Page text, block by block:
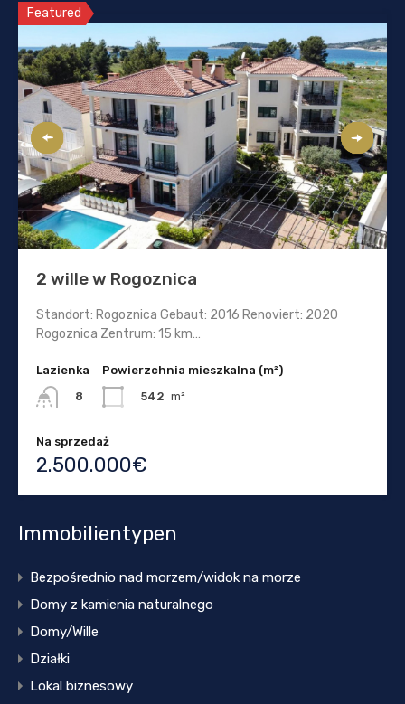
Featured
2 wille w Rogoznica
Standort: Rogoznica Gebaut: 2016 Renoviert: 2020
Rogoznica Zentrum: 15 km…
Lazienka
8
Powierzchnia mieszkalna (m²)
542 m²
Na sprzedaż
2.500.000€
Immobilientypen
Bezpośrednio nad morzem/widok na morze
Domy z kamienia naturalnego
Domy/Wille
Działki
Lokal biznesowy